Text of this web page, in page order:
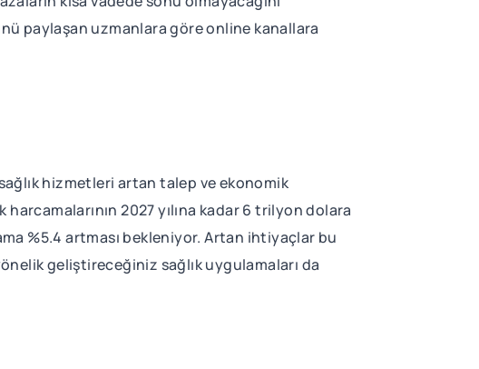
paylaşan uzmanlara göre online kanallara
hizmetleri artan talep ve ekonomik
harcamalarının 2027 yılına kadar 6 trilyon dolara
%5.4 artması bekleniyor. Artan ihtiyaçlar bu
geliştireceğiniz sağlık uygulamaları da